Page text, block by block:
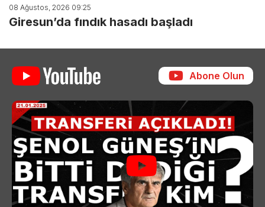
08 Ağustos, 2026 09:25
Giresun’da fındık hasadı başladı
Abone Olun